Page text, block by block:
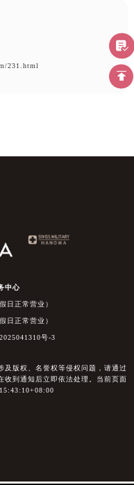
231.html
中心
日正常营业）
日正常营业）
号-3
及版权、名誉权等侵权问题，请通过
收到通知后立即依法处理。当前页面